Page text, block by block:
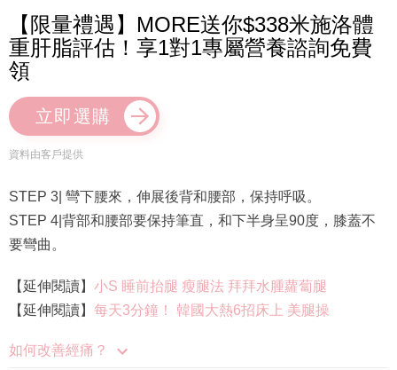
【限量禮遇】MORE送你$338米施洛體
重肝脂評估！享1對1專屬營養諮詢免費
領
立即選購
資料由客戶提供
STEP 3| 彎下腰來，伸展後背和腰部，保持呼吸。
STEP 4|背部和腰部要保持筆直，和下半身呈90度，膝蓋不
要彎曲。
【延伸閱讀】
小S 睡前抬腿 瘦腿法 拜拜水腫蘿蔔腿
【延伸閱讀】 每天3分鐘！ 韓國大熱6招床上 美腿操
如何改善經痛？